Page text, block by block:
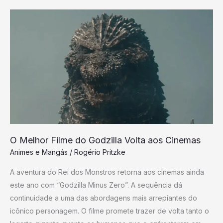
O Melhor Filme do Godzilla Volta aos Cinemas
Animes e Mangás / Rogério Pritzke
A aventura do Rei dos Monstros retorna aos cinemas ainda
este ano com “Godzilla Minus Zero”. A sequência dá
continuidade a uma das abordagens mais arrepiantes do
icônico personagem. O filme promete trazer de volta tanto o